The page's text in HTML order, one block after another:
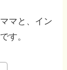
マと、イン
す。